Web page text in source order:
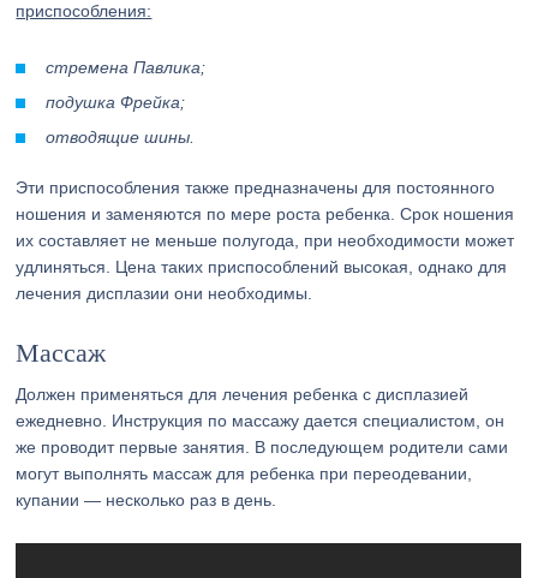
приспособления:
стремена Павлика;
подушка Фрейка;
отводящие шины.
Эти приспособления также предназначены для постоянного
ношения и заменяются по мере роста ребенка. Срок ношения
их составляет не меньше полугода, при необходимости может
удлиняться. Цена таких приспособлений высокая, однако для
лечения дисплазии они необходимы.
Массаж
Должен применяться для лечения ребенка с дисплазией
ежедневно. Инструкция по массажу дается специалистом, он
же проводит первые занятия. В последующем родители сами
могут выполнять массаж для ребенка при переодевании,
купании — несколько раз в день.